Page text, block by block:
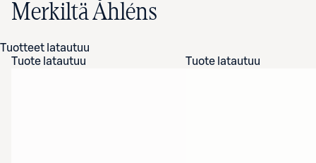
Merkiltä Åhléns
Tuotteet latautuu
Tuote latautuu
Tuote latautuu